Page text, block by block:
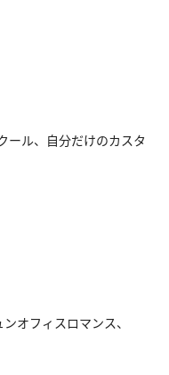
ール、自分だけのカスタ
オフィスロマンス、